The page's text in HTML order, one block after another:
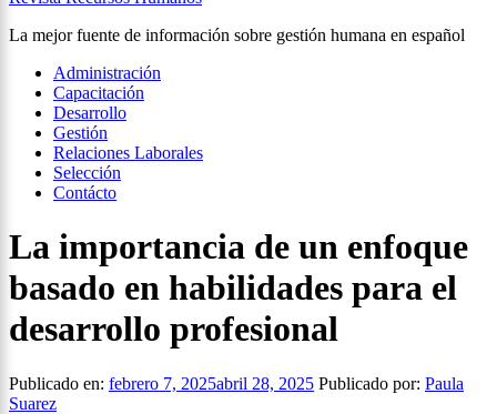
La mejor fuente de información sobre gestión humana en español
Menú
principal
Administración
Capacitación
Desarrollo
Gestión
Relaciones Laborales
Selección
Contácto
La importancia de un enfoque
basado en habilidades para el
desarrollo profesional
Publicado en: febrero 7, 2025abril 28, 2025 Publicado por: Paula
Suarez